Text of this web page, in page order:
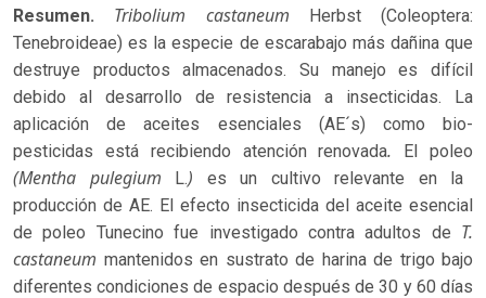
Resumen. Tribolium castaneum
Herbst (Coleoptera:
Tenebroideae) es la especie de escarabajo más dañina que
destruye productos almacenados. Su manejo es difícil
debido al desarrollo de resistencia a insecticidas. La
aplicación de aceites esenciales (AE´s) como bio-
pesticidas está recibiendo atención renovada. El poleo
(Mentha pulegium L.) es un cultivo relevante en la
producción de AE. El efecto insecticida del aceite esencial
de poleo Tunecino fue investigado contra adultos de T.
castaneum mantenidos en sustrato de harina de trigo bajo
diferentes condiciones de espacio después de 30 y 60 días